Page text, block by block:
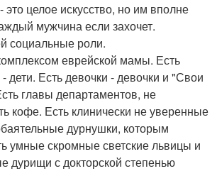
целое искусство, но им вполне
мужчина если захочет.
социальные роли.
еврейской мамы. Есть
дети. Есть девочки - девочки и "Свои
главы департаментов, не
кофе. Есть клинически не уверенные
дурнушки, которым
умные скромные светские львицы и
дурищи с докторской степенью